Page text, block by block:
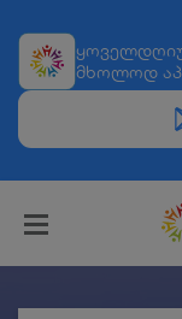
მხოლოდ